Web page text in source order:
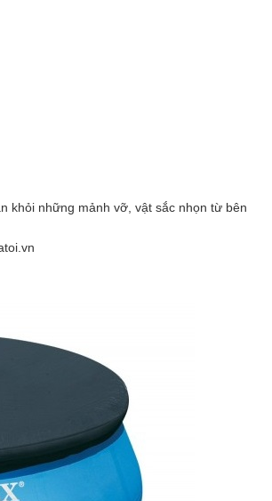
khỏi những mảnh vỡ, vật sắc nhọn từ bên